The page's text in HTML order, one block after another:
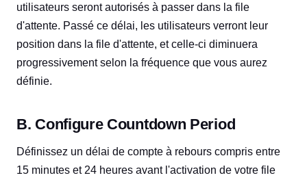
utilisateurs seront autorisés à passer dans la file
d'attente. Passé ce délai, les utilisateurs verront leur
position dans la file d'attente, et celle-ci diminuera
progressivement selon la fréquence que vous aurez
définie.
B. Configure Countdown Period
Définissez un délai de compte à rebours compris entre
15 minutes et 24 heures avant l'activation de votre file